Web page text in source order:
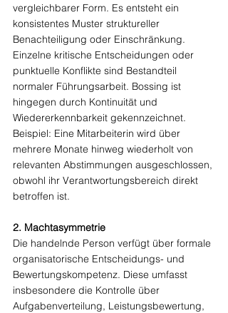
vergleichbarer Form. Es entsteht ein
konsistentes Muster struktureller
Benachteiligung oder Einschränkung.
Einzelne kritische Entscheidungen oder
punktuelle Konflikte sind Bestandteil
normaler Führungsarbeit. Bossing ist
hingegen durch Kontinuität und
Wiedererkennbarkeit gekennzeichnet.
Beispiel: Eine Mitarbeiterin wird über
mehrere Monate hinweg wiederholt von
relevanten Abstimmungen ausgeschlossen,
obwohl ihr Verantwortungsbereich direkt
betroffen ist.
2. Machtasymmetrie
Die handelnde Person verfügt über formale
organisatorische Entscheidungs- und
Bewertungskompetenz. Diese umfasst
insbesondere die Kontrolle über
Aufgabenverteilung, Leistungsbewertung,